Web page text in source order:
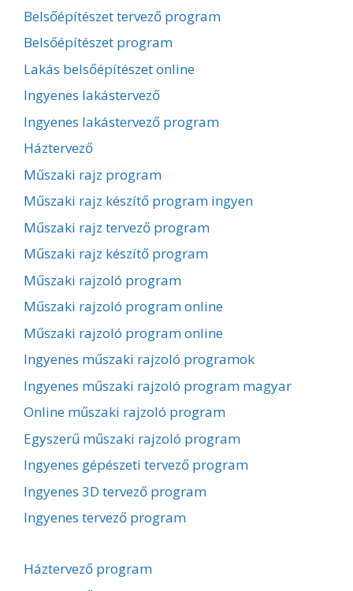
Belsőépítészet tervező program
Belsőépítészet program
Lakás belsőépítészet online
Ingyenes lakástervező
Ingyenes lakástervező program
Háztervező
Műszaki rajz program
Műszaki rajz készítő program ingyen
Műszaki rajz tervező program
Műszaki rajz készítő program
Műszaki rajzoló program
Műszaki rajzoló program online
Műszaki rajzoló program online
Ingyenes műszaki rajzoló programok
Ingyenes műszaki rajzoló program magyar
Online műszaki rajzoló program
Egyszerű műszaki rajzoló program
Ingyenes gépészeti tervező program
Ingyenes 3D tervező program
Ingyenes tervező program
Háztervező program